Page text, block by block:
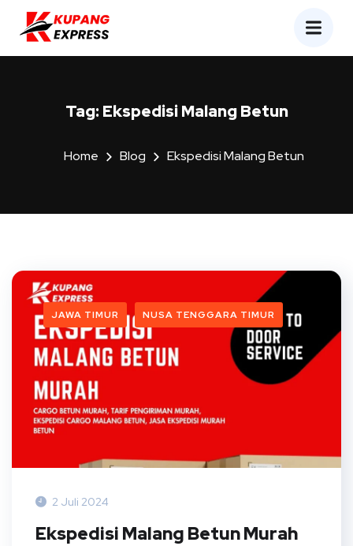
Tag: Ekspedisi Malang Betun
Home Blog Ekspedisi Malang Betun
JAWA TIMUR NUSA TENGGARA TIMUR
2 Juli 2024
Ekspedisi Malang Betun Murah